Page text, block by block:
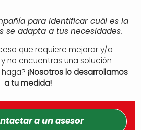
para identificar cuál es la
se adapta a tus necesidades.
que requiere mejorar y/o
no encuentras una solución
¡Nosotros lo desarrollamos
a tu medida!
a unasesor